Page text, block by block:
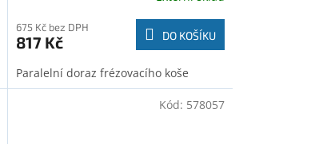
675 Kč bez DPH
817 Kč DO KOŠÍKU
Paralelní doraz frézovacího koše
Kód: 578057